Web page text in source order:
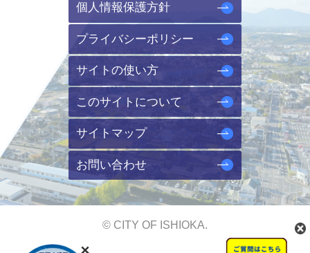
個人情報保護方針
プライバシーポリシー
サイトの使い方
このサイトについて
サイトマップ
お問い合わせ
© CITY OF ISHIOKA.